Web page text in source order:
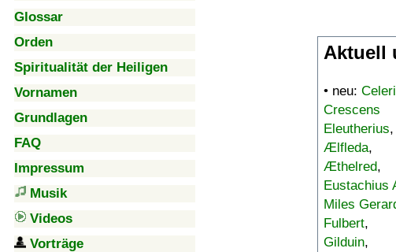
Glossar
Orden
Spiritualität der Heiligen
Vornamen
Grundlagen
FAQ
Impressum
Musik
Videos
Vorträge
Aktuell
• neu:
Crescens
Eleutherius,
Ælfleda,
Æthelred,
Eustachius
Miles
Fulbert,
Gilduin,